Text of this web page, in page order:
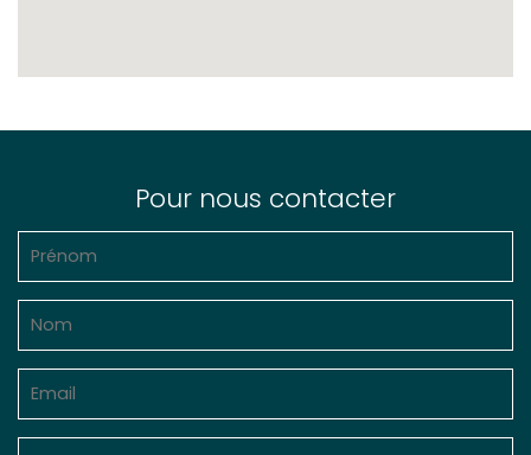
Pour nous contacter